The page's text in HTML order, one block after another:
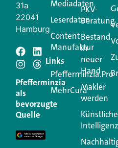
Schreiben Sie
Kommentar
Ihre E-Mail-Adresse wird
Erforderliche Felder sind mit
Kommentar
31a
22041
Hamburg
Pfefferminzia
als
bevorzugte
Quelle
Mediadaten
Leserdaten
Content
Manufaktur
Links
Pfefferminzia.Pro
MehrCura
PKV-
Beratung
Bestand
in
neuer
Hand
Makler
werden
Künstliche
Intelligenz